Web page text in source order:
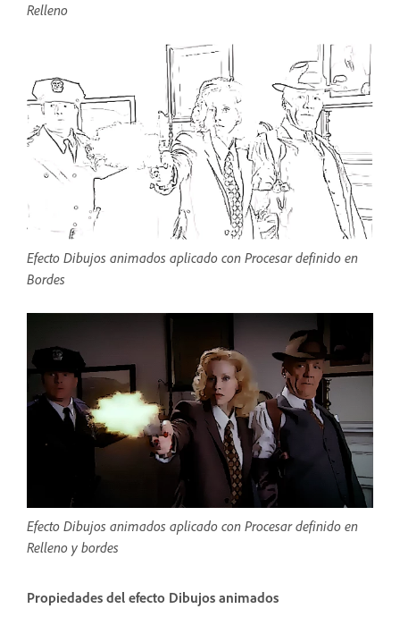
Relleno
Efecto Dibujos animados aplicado con Procesar definido en
Bordes
Efecto Dibujos animados aplicado con Procesar definido en
Relleno y bordes
Propiedades del efecto Dibujos animados